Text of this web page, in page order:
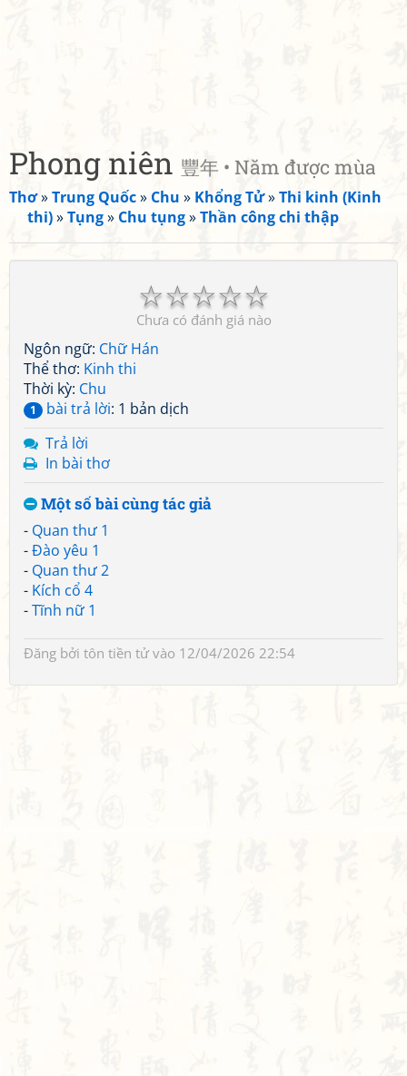
Phong niên 豐年 • Năm được mùa
Thơ»Trung Quốc» Chu » Khổng Tử»Thi kinh (Kinh
thi)»Tụng» Chu tụng»Thần công chi thập
☆
☆
☆
☆
☆
Chưa có đánh giá nào
Ngôn ngữ: Chữ Hán
Thể thơ: Kinh thi
Thời kỳ: Chu
1 bài trả lời: 1 bản dịch
Trả lời
In bài thơ
Một số bài cùng tác giả
- Quan thư 1
-Đào yêu 1
- Quan thư 2
- Kích cổ 4
-Tĩnh nữ 1
Đăng bởi tôn tiền tửvào 12/04/2026 22:54